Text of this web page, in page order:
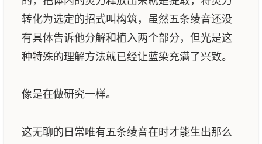
转化为选定的招式叫构筑，虽然五条绫音还没
有具体告诉他分解和植入两个部分，但光是这
种特殊的理解方法就已经让蓝染充满了兴致。
像是在做研究一样。
这无聊的日常唯有五条绫音在时才能生出那么